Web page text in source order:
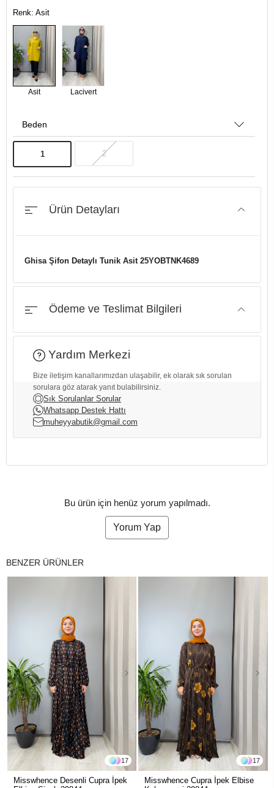
Renk: Asit
Asit Lacivert
Beden
1 2
Ürün Detayları
Ghisa Şifon Detaylı Tunik Asit 25YOBTNK4689
Ödeme ve Teslimat Bilgileri
Yardım Merkezi
Bize iletişim kanallarımızdan ulaşabilir, ek olarak sık sorulan
sorulara göz atarak yanıt bulabilirsiniz.
Sık Sorulanlar Sorular
Whatsapp Destek Hattı
muheyyabutik@gmail.com
Bu ürün için henüz yorum yapılmadı.
Yorum Yap
BENZER ÜRÜNLER
17
Misswhence Desenli Cupra İpek
17
Misswhence Cupra İpek Elbise